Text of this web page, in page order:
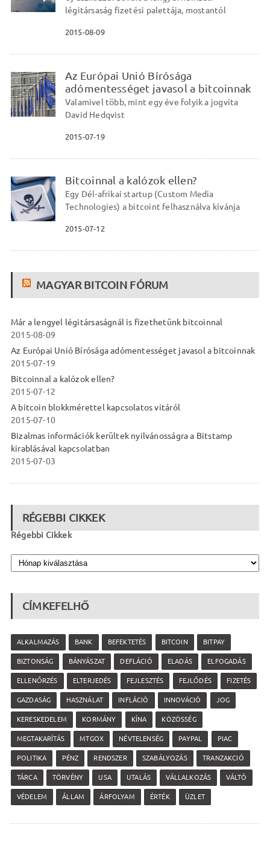
légitársaság fizetési palettája, mostantól
2015-08-09
Az Európai Unió Bírósága
adómentességet javasol a bitcoinnak
Valamivel több, mint egy éve folyik a jogvita
David Hedqvist
2015-07-19
Bitcoinnal a kalózok ellen?
Egy Dél-afrikai startup (Custom Media
Technologies) a bitcoint felhasználva kívánja
2015-07-12
MAGYAR BITCOIN FÓRUM
Már a lengyel légitársaságnál is fizethetünk bitcoinnal
2015-08-09
Az Európai Unió Bírósága adómentességet javasol a bitcoinnak
2015-07-19
Bitcoinnal a kalózok ellen?
2015-07-12
A bitcoin blokkmérettel kapcsolatos vitáról
2015-07-10
Bizalmas információk kerültek nyilvánosságra a Bitstamp
kirablásával kapcsolatban
2015-07-03
RÉGEBBI CIKKEK
Régebbi Cikkek
CÍMKEFELHŐ
ALKALMAZÁS BANK BEFEKTETÉS BITCOIN BITPAY
BIZTONSÁG BÁNYÁSZAT DEFLÁCIÓ ELADÁS ELFOGADÁS
ELLENŐRZÉS ELTERJEDÉS FEJLESZTÉS FEJLŐDÉS FIZETÉS
GAZDASÁG HASZNÁLAT INFLÁCIÓ INNOVÁCIÓ JOG
KERESKEDELEM KORMÁNY KÍNA KÖZÖSSÉG
MEGTAKARÍTÁS MTGOX NÉVTELENSÉG PAYPAL PIAC
POLITIKA PÉNZ RENDSZER SZABÁLYOZÁS TRANZAKCIÓ
TÁRCA TÖRVÉNY USA UTALÁS VÁLLALKOZÁS VÁLTÓ
VÉDELEM ÁLLAM ÁRFOLYAM ÉRTÉK ÜZLET